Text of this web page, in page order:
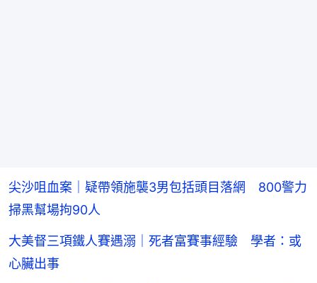
尖沙咀血案｜疑帶領施襲3男包括頭目落網 800警力
掃黑幫場拘90人
大美督三項鐵人賽遇溺｜死者富賽事經驗 學者：或
心臟出事